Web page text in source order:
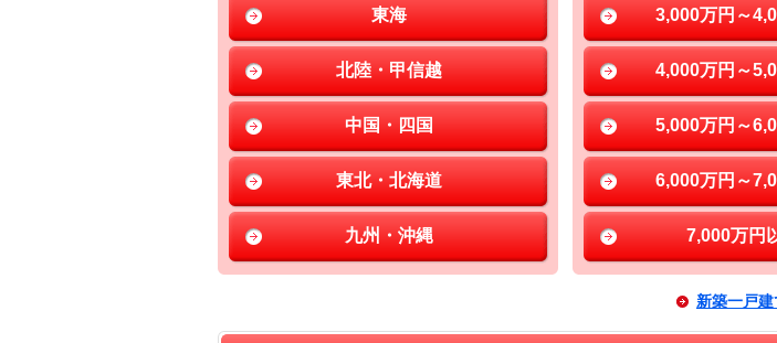
東海
北陸・甲信越
中国・四国
東北・北海道
九州・沖縄
3,000万円～
4,000万円～
5,000万円～
6,000万円～
7,000万円
新築一戸